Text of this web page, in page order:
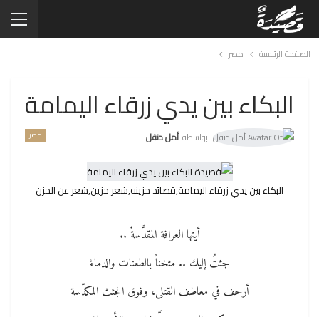
الصفحة الرئيسية مصر
البكاء بين يدي زرقاء اليمامة
مصر بواسطة أمل دنقل
البكاء بين يدي زرقاء اليمامة,قصائد حزينه,شعر حزين,شعر عن الحزن
أيتها العرافة المقدَّسةْ ..
جئتُ إليك .. مثخناً بالطعنات والدماءْ
أزحف في معاطف القتلى، وفوق الجثث المكدّسة